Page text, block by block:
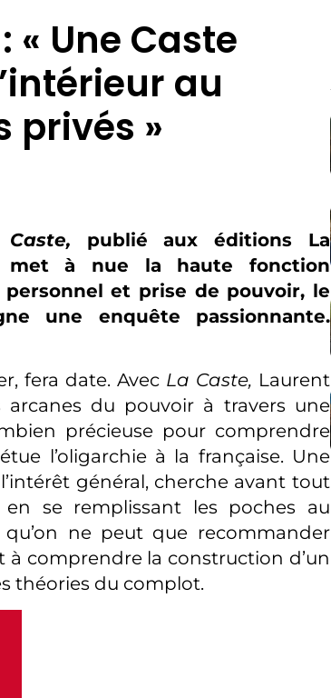
Une Caste
au
privés »
publié aux éditions La
met à nue la haute fonction
et prise de pouvoir, le
une enquête passionnante.
fera date. Avec La Caste, Laurent
du pouvoir à travers une
précieuse pour comprendre
l’oligarchie à la française. Une
général, cherche avant tout
se remplissant les poches au
ne peut que recommander
comprendre la construction d’un
théories du complot.